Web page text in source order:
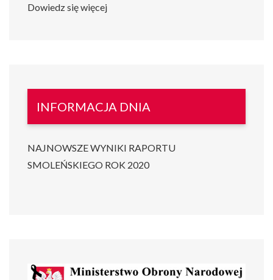
Dowiedz się więcej
INFORMACJA DNIA
NAJNOWSZE WYNIKI RAPORTU
SMOLEŃSKIEGO ROK 2020